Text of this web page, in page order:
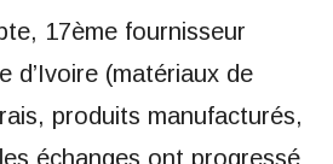
17ème fournisseur
d’Ivoire (matériaux de
produits manufacturés,
échanges ont progressé